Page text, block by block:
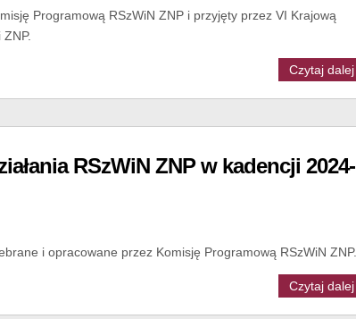
Programową RSzWiN ZNP i przyjęty przez VI Krajową
Czytaj dalej
RSzWiN ZNP w kadencji 2024-
i opracowane przez Komisję Programową RSzWiN ZNP.
Czytaj dalej